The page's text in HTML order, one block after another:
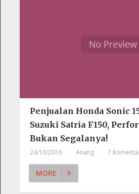
Penjualan Honda Sonic
Suzuki Satria F150,
Bukan Segalanya!
24/10/2016 Anang 7
MORE